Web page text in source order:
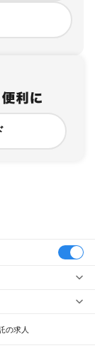
の求人